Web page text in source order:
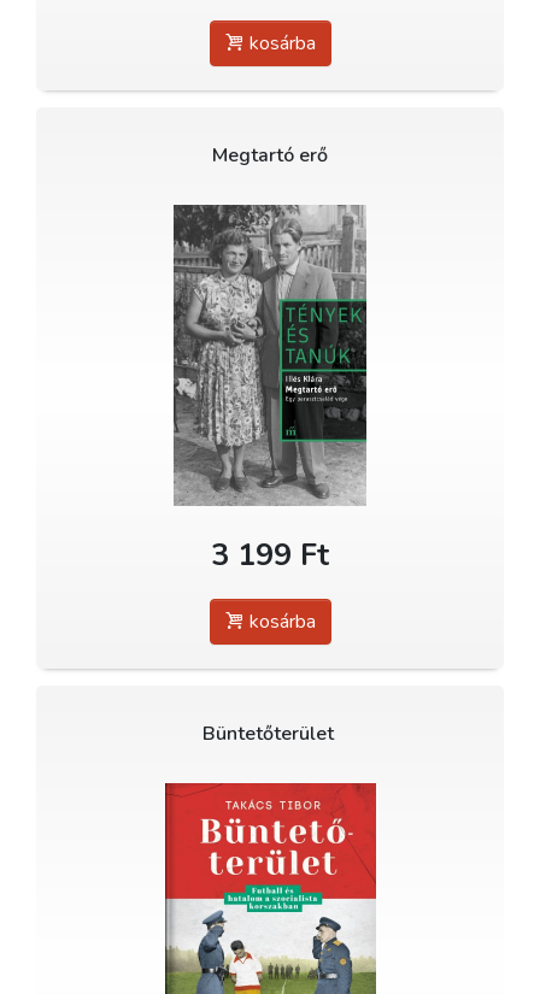
kosárba
Megtartó erő
3 199 Ft
kosárba
Büntetőterület